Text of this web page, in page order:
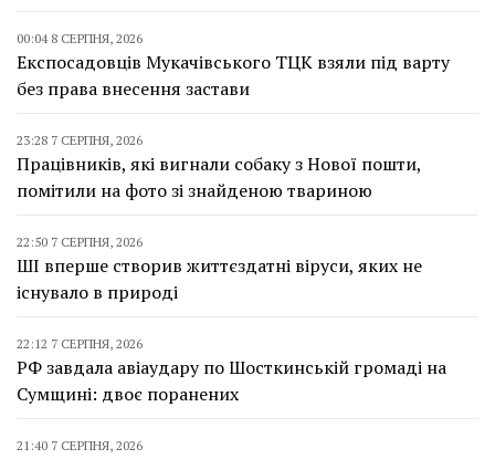
00:04 8 СЕРПНЯ, 2026
Експосадовців Мукачівського ТЦК взяли під варту
без права внесення застави
23:28 7 СЕРПНЯ, 2026
Працівників, які вигнали собаку з Нової пошти,
помітили на фото зі знайденою твариною
22:50 7 СЕРПНЯ, 2026
ШІ вперше створив життєздатні віруси, яких не
існувало в природі
22:12 7 СЕРПНЯ, 2026
РФ завдала авіаудару по Шосткинській громаді на
Сумщині: двоє поранених
21:40 7 СЕРПНЯ, 2026